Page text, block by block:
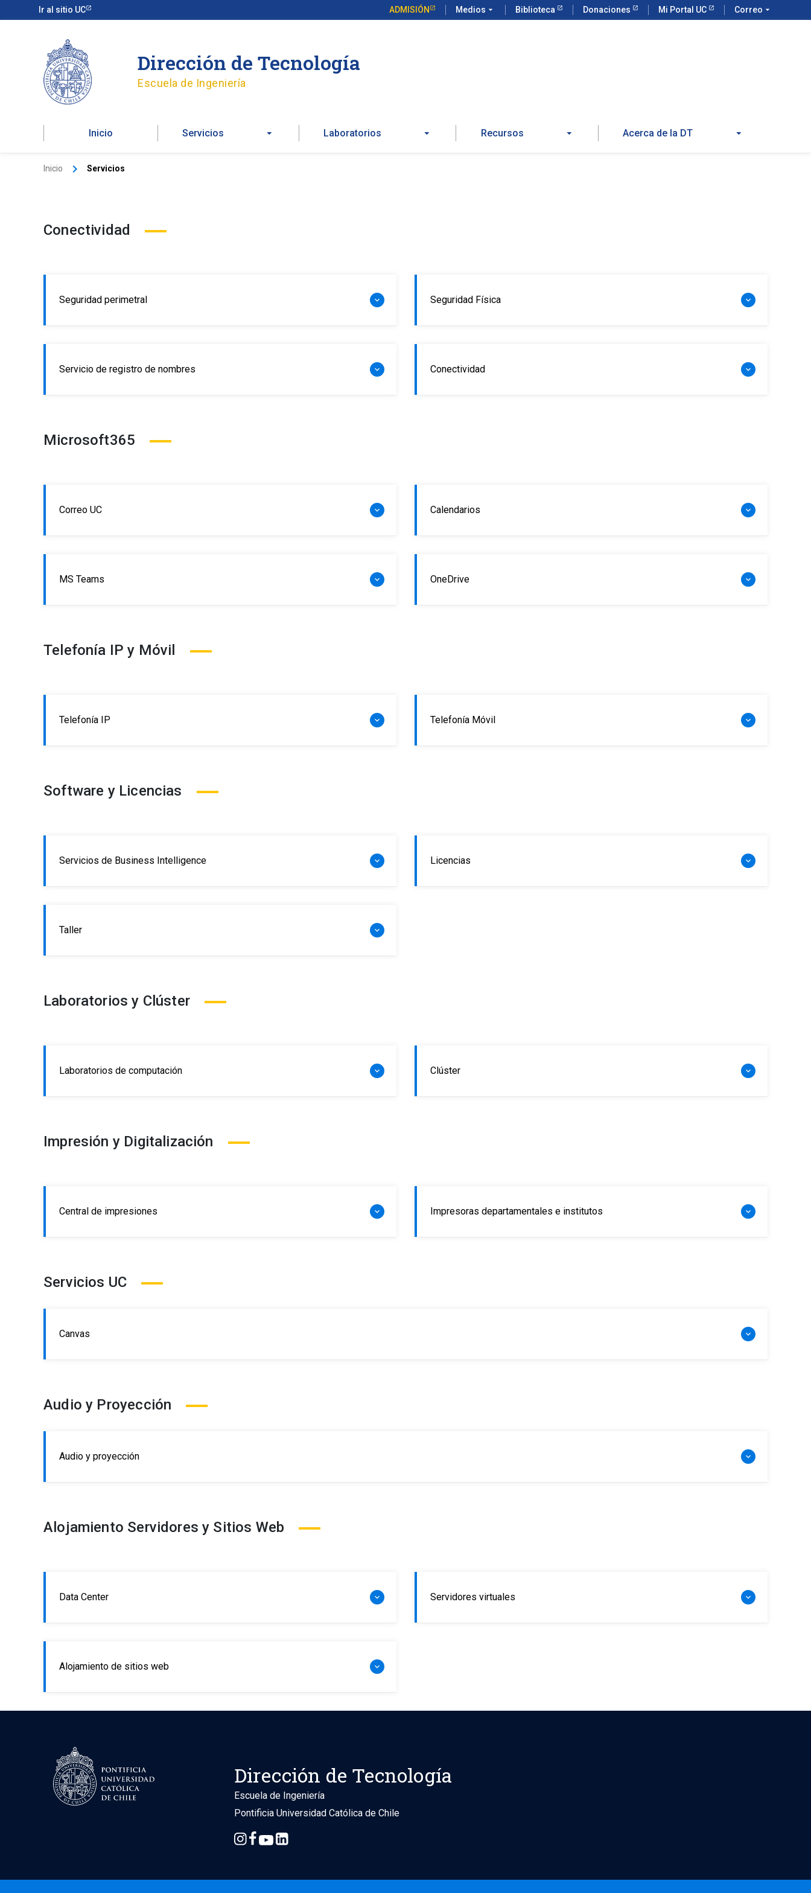
Ir al sitio UC ADMISIÓN Medios arrow_drop_down Biblioteca Donaciones Mi Portal UC Correo arrow_drop_down
al
Dirección de Tecnología
Escuela de Ingeniería
Inicio Servicios Laboratorios Recursos Acerca de la DT
Inicio Servicios
Conectividad
Seguridad perimetral
Servicio de registro de nombres
Seguridad Física
Conectividad
Microsoft365
Correo UC
MS Teams
Calendarios
OneDrive
Telefonía IP y Móvil
Telefonía IP Telefonía Móvil
Software y Licencias
Servicios de Business Intelligence
Taller
Licencias
Laboratorios y Clúster
Laboratorios de computación Clúster
Impresión y Digitalización
Central de impresiones Impresoras departamentales e institutos
Servicios UC
Canvas
Audio y Proyección
Audio y proyección
Alojamiento Servidores y Sitios Web
Data Center
Alojamiento de sitios web
Servidores virtuales
Dirección de Tecnología
Escuela de Ingeniería
Pontificia Universidad Católica de Chile